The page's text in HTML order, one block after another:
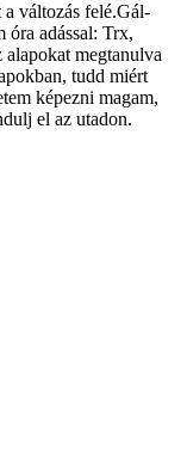
változás felé.Gál-
adással: Trx,
megtanulva
tudd miért
képezni magam,
el az utadon.